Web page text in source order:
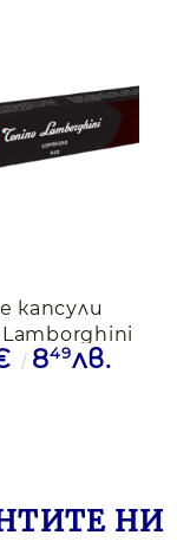
капсули
Red за
849лв.
НИ